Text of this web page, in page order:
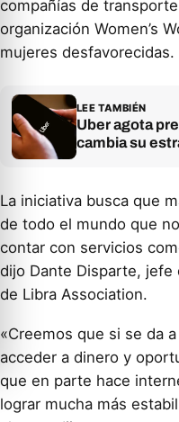
compañías de
organización Women’s
mujeres desfavorecidas.
LEE TAMBIÉN
Uber agota
cambia su
La iniciativa busca que
de todo el mundo que
contar con servicios
dijo Dante Disparte, jefe
de Libra Association.
«Creemos que si se da
acceder a dinero y
que en parte hace
lograr mucha más